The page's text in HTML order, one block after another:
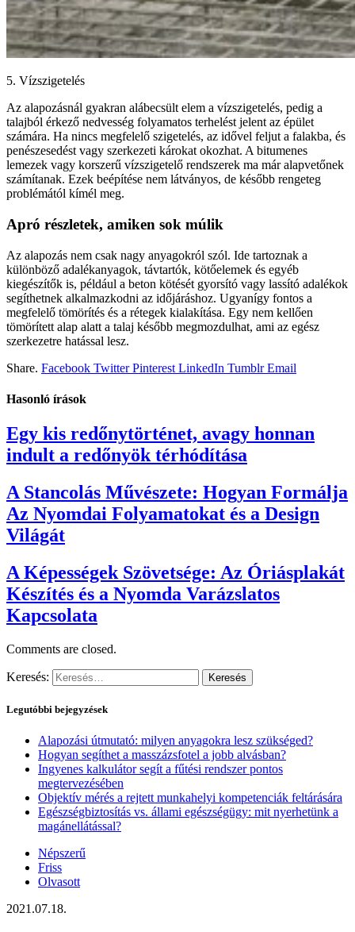
5. Vízszigetelés
Az alapozásnál gyakran alábecsült elem a vízszigetelés, pedig a
talajból érkező nedvesség folyamatos terhelést jelent az épület
számára. Ha nincs megfelelő szigetelés, az idővel feljut a falakba, és
penészesedést vagy szerkezeti károkat okozhat. A bitumenes
lemezek vagy korszerű vízszigetelő rendszerek ma már alapvetőnek
számítanak. Ezek beépítése nem látványos, de később rengeteg
problémától kímél meg.
Apró részletek, amiken sok múlik
Az alapozás nem csak nagy anyagokról szól. Ide tartoznak a
különböző adalékanyagok, távtartók, kötőelemek és egyéb
kiegészítők is, például a beton kötését gyorsító vagy lassító adalékok
segíthetnek alkalmazkodni az időjáráshoz. Ugyanígy fontos a
megfelelő tömörítés és a rétegek kialakítása. Egy nem kellően
tömörített alap alatt a talaj később megmozdulhat, ami az egész
szerkezetre hatással lesz.
Share. Facebook Twitter Pinterest LinkedIn Tumblr Email
Hasonló írások
Egy kis redőnytörténet, avagy honnan
indult a redőnyök térhódítása
A Stancolás Művészete: Hogyan Formálja
Az Nyomdai Folyamatokat és a Design
Világát
A Képességek Szövetsége: Az Óriásplakát
Készítés és a Nyomda Varázslatos
Kapcsolata
Comments are closed.
Keresés:
Legutóbbi bejegyzések
Alapozási útmutató: milyen anyagokra lesz szükséged?
Hogyan segíthet a masszázsfotel a jobb alvásban?
Ingyenes kalkulátor segít a fűtési rendszer pontos
megtervezésében
Objektív mérés a rejtett munkahelyi kompetenciák feltárására
Egészségbiztosítás vs. állami egészségügy: mit nyerhetünk a
magánellátással?
Népszerű
Friss
Olvasott
2021.07.18.